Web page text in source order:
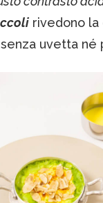
rivedono
uvetta né